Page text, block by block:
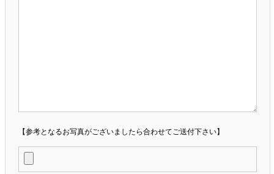
【参考となるお写真がございましたら合わせてご送付下さい】